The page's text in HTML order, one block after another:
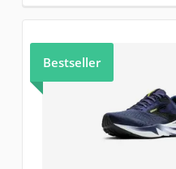
Bestseller